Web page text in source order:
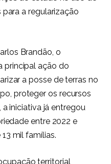
a regularização
Brandão, o
principal ação do
a posse de terras no
proteger os recursos
iniciativa já entregou
entre 2022 e
mil famílias.
territorial